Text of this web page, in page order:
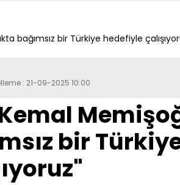
bağımsız bir Türkiye hedefiyle
: 21-09-2025 10:00
bir